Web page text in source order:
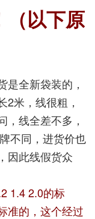
（以下原
是全新袋装的，
2米，线很粗，
，线全差不多，
不同，进货价也
因此线假货众
1.4 2.0的标
准的，这个经过